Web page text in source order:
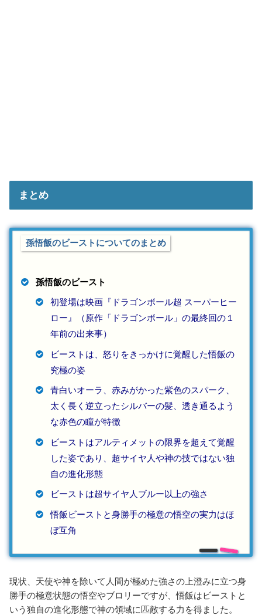
まとめ
孫悟飯のビーストについてのまとめ
孫悟飯のビースト
初登場は映画『ドラゴンボール超 スーパーヒー
ロー』（原作「ドラゴンボール」の最終回の１
年前の出来事）
ビーストは、怒りをきっかけに覚醒した悟飯の
究極の姿
青白いオーラ、赤みがかった紫色のスパーク、
太く長く逆立ったシルバーの髪、透き通るよう
な赤色の瞳が特徴
ビーストはアルティメットの限界を超えて覚醒
した姿であり、超サイヤ人や神の技ではない独
自の進化形態
ビーストは超サイヤ人ブルー以上の強さ
悟飯ビーストと身勝手の極意の悟空の実力はほ
ぼ互角
現状、天使や神を除いて人間が極めた強さの上澄みに立つ身
勝手の極意状態の悟空やブロリーですが、悟飯はビーストと
いう独自の進化形態で神の領域に匹敵する力を得ました。